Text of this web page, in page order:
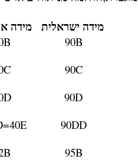
מידה ישראלית
מידה
90B
90C
90D
90DD
95B